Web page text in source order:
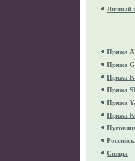
Личный
Пряжа
Пряжа
Пряжа
Пряжа
Пряжа
Пряжа
Спицы